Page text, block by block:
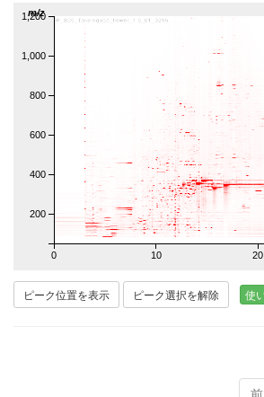
0 10 20
200
400
600
800
1,000
1,200
m/z
ピーク位置を表示 ピーク選択を解除 使
前